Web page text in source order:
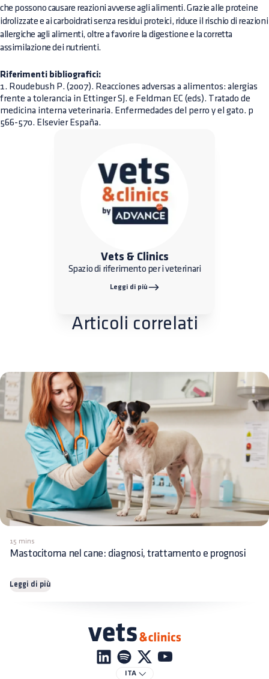
che possono causare reazioni avverse agli alimenti. Grazie alle proteine
idrolizzate e ai carboidrati senza residui proteici, riduce il rischio di reazioni
allergiche agli alimenti, oltre a favorire la digestione e la corretta
assimilazione dei nutrienti.
Riferimenti bibliografici:
1. Roudebush P. (2007). Reacciones adversas a alimentos: alergias
frente a tolerancia in Ettinger SJ. e Feldman EC (eds). Tratado de
medicina interna veterinaria. Enfermedades del perro y el gato. p
566-570. Elsevier España.
Vets & Clinics
Spazio di riferimento per i veterinari
Leggi di più
Articoli correlati
15 mins
Mastocitoma nel cane: diagnosi, trattamento e prognosi
Leggi di più
ITA